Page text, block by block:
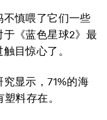
慎喂了它们一些
《蓝色星球2》最
目惊心了。
显示，71%的海
料存在。